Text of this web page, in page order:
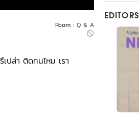
Room : Q & A
ปล่า ติดทนไหม เรา